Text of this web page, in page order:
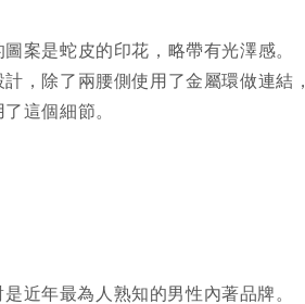
案是蛇皮的印花，略帶有光澤感。
，除了兩腰側使用了金屬環做連結，
這個細節。
近年最為人熟知的男性內著品牌。